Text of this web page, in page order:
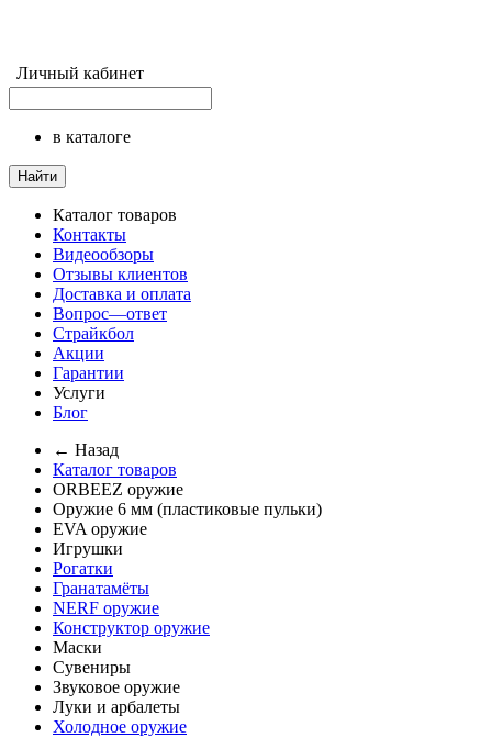
Личный кабинет
в каталоге
Найти
Каталог товаров
Контакты
Видеообзоры
Отзывы клиентов
Доставка и оплата
Вопрос—ответ
Страйкбол
Акции
Гарантии
Услуги
Блог
← Назад
Каталог товаров
ORBEEZ оружие
Оружие 6 мм (пластиковые пульки)
EVA оружие
Игрушки
Рогатки
Гранатамёты
NERF оружие
Конструктор оружие
Маски
Сувениры
Звуковое оружие
Луки и арбалеты
Холодное оружие